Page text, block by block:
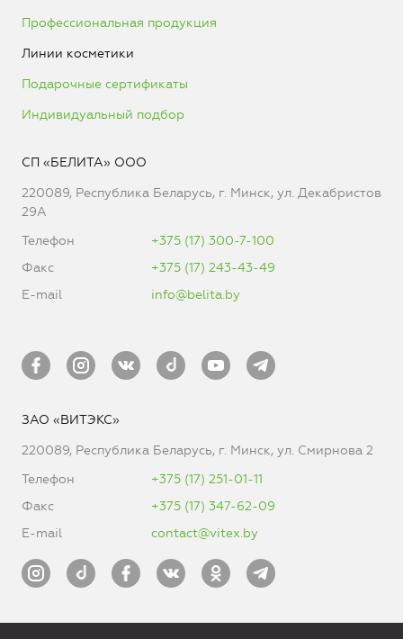
Профессиональная продукция
Линии косметики
Подарочные сертификаты
Индивидуальный подбор
СП «БЕЛИТА» ООО
220089, Республика Беларусь, г. Минск, ул. Декабристов
29А
Телефон
+375 (17) 300-7-100
Факс
+375 (17) 243-43-49
E-mail
info@belita.by
ЗАО «ВИТЭКС»
220089, Республика Беларусь, г. Минск, ул. Смирнова 2
Телефон
+375 (17) 251-01-11
Факс
+375 (17) 347-62-09
E-mail
contact@vitex.by